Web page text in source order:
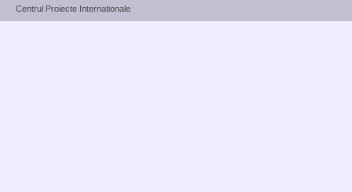
Centrul Proiecte Internationale